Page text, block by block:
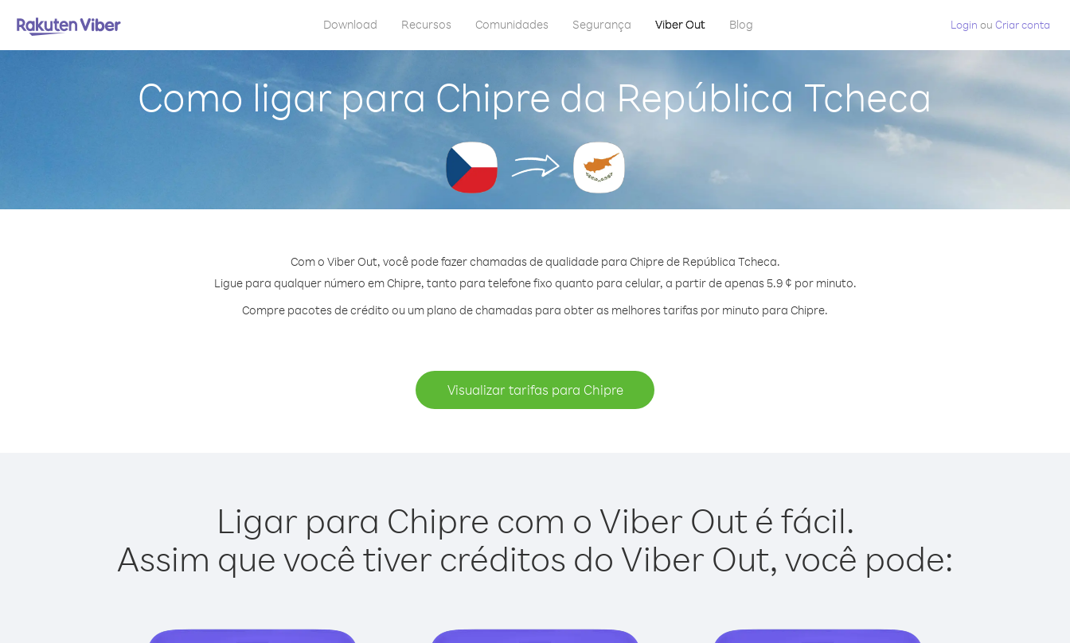
Download Recursos Comunidades Segurança Viber Out Blog Login ou Criar conta
Como ligar para Chipre da República Tcheca
Com o Viber Out, você pode fazer chamadas de qualidade para Chipre de República Tcheca.
Ligue para qualquer número em Chipre, tanto para telefone fixo quanto para celular, a partir de apenas 5.9 ¢ por minuto.
Compre pacotes de crédito ou um plano de chamadas para obter as melhores tarifas por minuto para Chipre.
Visualizar tarifas para Chipre
Ligar para Chipre com o Viber Out é fácil.
Assim que você tiver créditos do Viber Out, você pode: